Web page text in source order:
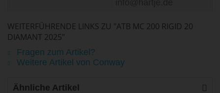
WEITERFÜHRENDE LINKS ZU "ATB MC 200 RIGID 20
DIAMANT 2025"
Fragen zum Artikel?
Weitere Artikel von Conway
Ähnliche Artikel